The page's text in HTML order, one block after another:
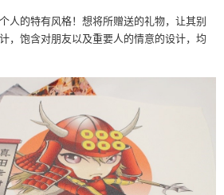
人的特有风格！想将所赠送的礼物，让其别
，饱含对朋友以及重要人的情意的设计，均